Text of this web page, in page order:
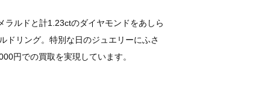
ラルドと計1.23ctのダイヤモンドをあしら
ドリング。特別な日のジュエリーにふさ
円での買取を実現しています。